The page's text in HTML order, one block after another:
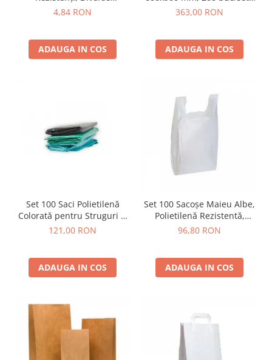
Dimensiuni
4,84 RON
ADAUGA IN COS
Transparenți
363,00 RON
ADAUGA IN COS
Set 100 Saci Polietilenă
Colorată pentru Struguri și
Recoltare, Rezistenți, 53x95
121,00 RON
ADAUGA IN COS
Set 100 Sacoșe Maieu Albe,
Polietilenă Rezistentă,
Diverse Mărimi
96,80 RON
ADAUGA IN COS